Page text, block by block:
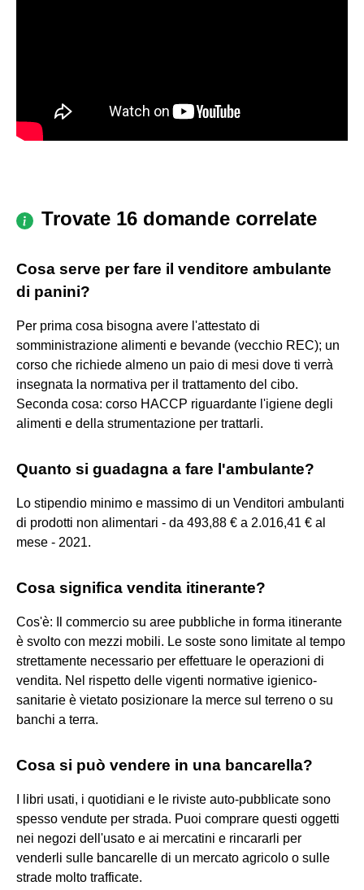
Trovate 16 domande correlate
Cosa serve per fare il venditore ambulante
di panini?
Per prima cosa bisogna avere l'attestato di
somministrazione alimenti e bevande (vecchio REC); un
corso che richiede almeno un paio di mesi dove ti verrà
insegnata la normativa per il trattamento del cibo.
Seconda cosa: corso HACCP riguardante l'igiene degli
alimenti e della strumentazione per trattarli.
Quanto si guadagna a fare l'ambulante?
Lo stipendio minimo e massimo di un Venditori ambulanti
di prodotti non alimentari - da 493,88 € a 2.016,41 € al
mese - 2021.
Cosa significa vendita itinerante?
Cos'è: Il commercio su aree pubbliche in forma itinerante
è svolto con mezzi mobili. Le soste sono limitate al tempo
strettamente necessario per effettuare le operazioni di
vendita. Nel rispetto delle vigenti normative igienico-
sanitarie è vietato posizionare la merce sul terreno o su
banchi a terra.
Cosa si può vendere in una bancarella?
I libri usati, i quotidiani e le riviste auto-pubblicate sono
spesso vendute per strada. Puoi comprare questi oggetti
nei negozi dell'usato e ai mercatini e rincararli per
venderli sulle bancarelle di un mercato agricolo o sulle
strade molto trafficate.